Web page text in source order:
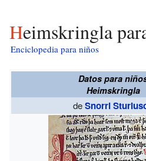
Heimskringla
Enciclopedia para niños
Datos para
Heimskringla
de Snorri